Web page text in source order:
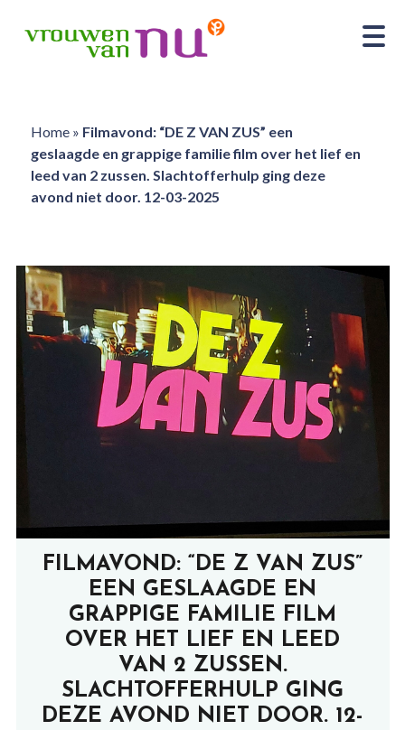
Home» Filmavond: “DE Z VAN ZUS” een
geslaagde en grappige familie film over het lief en
leed van 2 zussen. Slachtofferhulp ging deze
avond niet door. 12-03-2025
FILMAVOND: “DE Z VAN ZUS”
EEN GESLAAGDE EN
GRAPPIGE FAMILIE FILM
OVER HET LIEF EN LEED
VAN 2 ZUSSEN.
SLACHTOFFERHULP GING
DEZE AVOND NIET DOOR. 12-